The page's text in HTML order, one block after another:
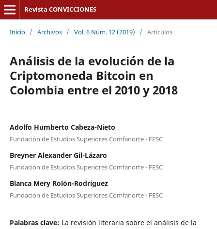
Revista CONVICCIONES
Inicio / Archivos / Vol. 6 Núm. 12 (2019) / Artículos
Análisis de la evolución de la
Criptomoneda Bitcoin en
Colombia entre el 2010 y 2018
Adolfo Humberto Cabeza-Nieto
Fundación de Estudios Superiores Comfanorte - FESC
Breyner Alexander Gil-Lázaro
Fundación de Estudios Superiores Comfanorte - FESC
Blanca Mery Rolón-Rodríguez
Fundación de Estudios Superiores Comfanorte - FESC
Palabras clave: La revisión literaria sobre el análisis de la